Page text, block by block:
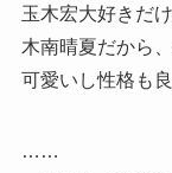
玉木宏大好きだ
木南晴夏だから
可愛いし性格も
……